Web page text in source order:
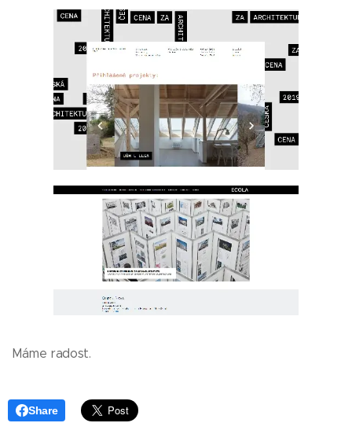
Máme radost.
Share